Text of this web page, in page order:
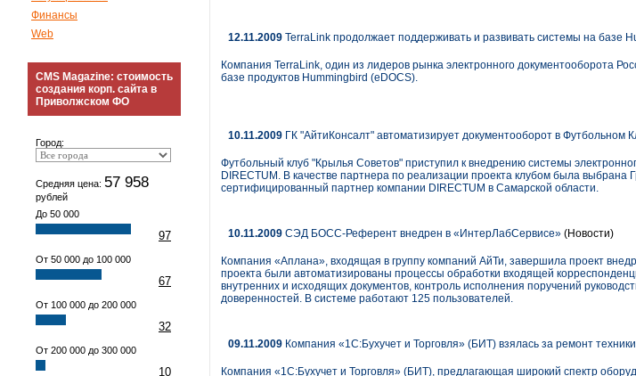
Финансы
Web
CMS Magazine: стоимость
создания корп. сайта в
Приволжском ФО
Город:
Средняя цена: 57 958
рублей
До 50 000
97
От 50 000 до 100 000
67
От 100 000 до 200 000
32
От 200 000 до 300 000
10
12.11.2009 TerraLink продолжает поддерживать и развивать системы на базе
Компания TerraLink, один из лидеров рынка электронного документооборота
базе продуктов Hummingbird (eDOCS).
10.11.2009 ГК "АйтиКонсалт" автоматизирует документооборот в Футбольном
Футбольный клуб "Крылья Советов" приступил к внедрению системы
DIRECTUM. В качестве партнера по реализации проекта клубом была
сертифицированный партнер компании DIRECTUM в Самарской области.
10.11.2009 СЭД БОСС-Референт внедрен в «ИнтерЛабСервисе» (Новости)
Компания «Аплана», входящая в группу компаний АйТи, завершила проект
проекта были автоматизированы процессы обработки входящей
внутренних и исходящих документов, контроль исполнения поручений
доверенностей. В системе работают 125 пользователей.
09.11.2009 Компания «1С:Бухучет и Торговля» (БИТ) взялась за ремонт техники
Компания «1С:Бухучет и Торговля» (БИТ), предлагающая широкий спектр